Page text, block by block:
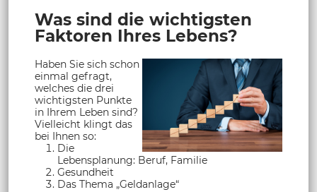
Was sind die wichtigsten
Faktoren Ihres Lebens?
Haben Sie sich schon
einmal gefragt,
welches die drei
wichtigsten Punkte
in Ihrem Leben sind?
Vielleicht klingt das
bei Ihnen so:
Die
Lebensplanung: Beruf, Familie
Gesundheit
Das Thema „Geldanlage“